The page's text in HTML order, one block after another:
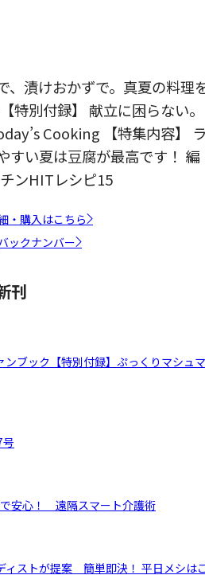
、漬けおかずで。真夏の料理
特別付録】 献立に困らない。
Cooking 【特集内容】
すい夏は豆腐が最高です！ 編
ンHITレシピ15
・購入はこちら
ックナンバー
刊
ンブック【特別付録】ぷっくりマシュマ
安心！ 遠隔スマート介護術
ィストが提案 簡単即決！ 平日メシは